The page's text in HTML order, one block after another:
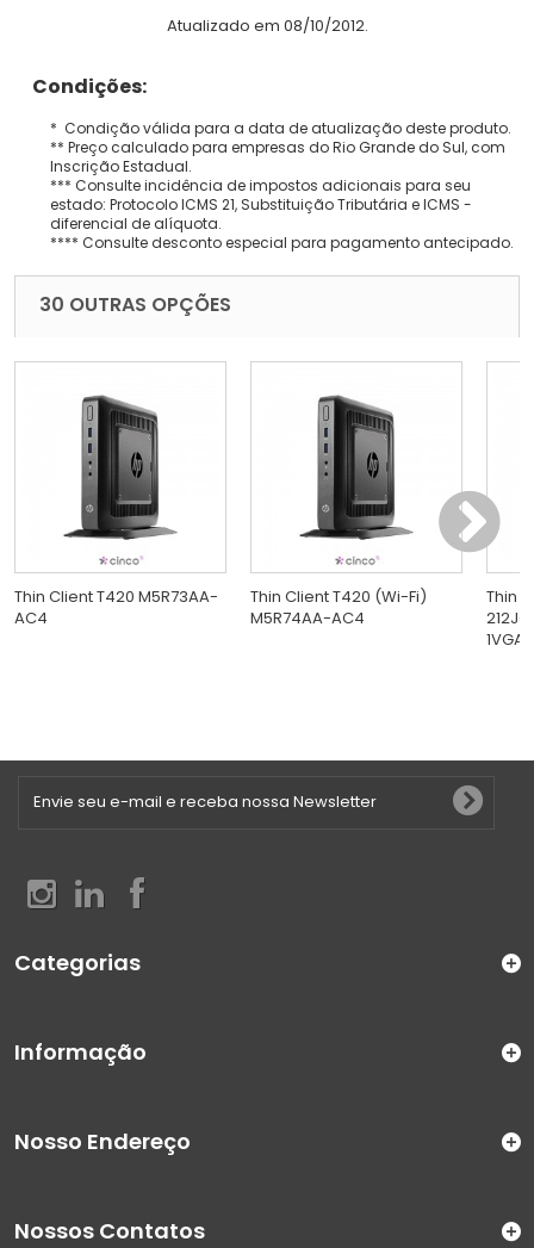
Atualizado em 08/10/2012.
Condições:
* Condição válida para a data de atualização deste produto.
** Preço calculado para empresas do Rio Grande do Sul, com
Inscrição Estadual.
*** Consulte incidência de impostos adicionais para seu
estado: Protocolo ICMS 21, Substituição Tributária e ICMS -
diferencial de alíquota.
**** Consulte desconto especial para pagamento antecipado.
30 OUTRAS OPÇÕES
Thin Client T420 M5R73AA-
AC4
Thin Client T420 (Wi-Fi)
M5R74AA-AC4
Thin
212JC
1VGA
Categorias
Informação
Nosso Endereço
Nossos Contatos